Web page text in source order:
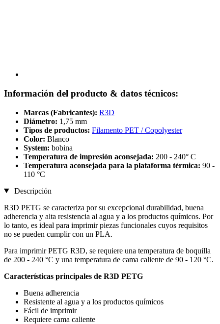
Información del producto & datos técnicos:
Marcas (Fabricantes): R3D
Diámetro: 1,75 mm
Tipos de productos: Filamento PET / Copolyester
Color: Blanco
System: bobina
Temperatura de impresión aconsejada: 200 - 240° C
Temperatura aconsejada para la plataforma térmica: 90 -
110 °C
Descripción
R3D PETG se caracteriza por su excepcional durabilidad, buena
adherencia y alta resistencia al agua y a los productos químicos. Por
lo tanto, es ideal para imprimir piezas funcionales cuyos requisitos
no se pueden cumplir con un PLA.
Para imprimir PETG R3D, se requiere una temperatura de boquilla
de 200 - 240 °C y una temperatura de cama caliente de 90 - 120 °C.
Características principales de R3D PETG
Buena adherencia
Resistente al agua y a los productos químicos
Fácil de imprimir
Requiere cama caliente